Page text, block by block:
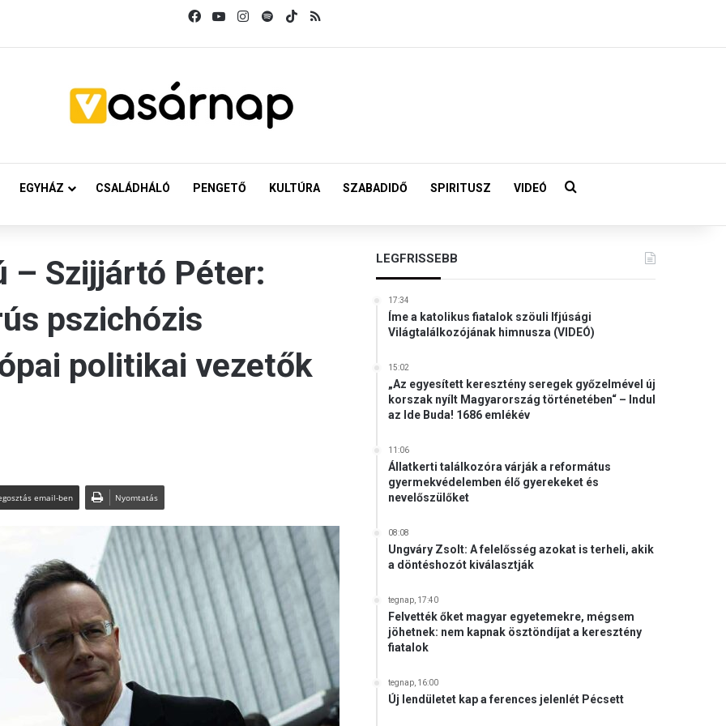
FacebookYouTubeInstagram
SpotifyTikTok
EGYHÁZ CSALÁDHÁLÓ PENGETŐ KULTÚRA SZABADIDŐ SPIRITUSZ VIDEÓ Keresés:
– Szijjártó Péter:
pszichózis
politikai vezetők
email-ben Nyomtatás
LEGFRISSEBB
17:34
Íme a katolikus fiatalok szöuli Ifjúsági
Világtalálkozójának himnusza (VIDEÓ)
15:02
„Az egyesített keresztény seregek győzelmével új
korszak nyílt Magyarország történetében“ – Indul
az Ide Buda! 1686 emlékév
11:06
Állatkerti találkozóra várják a református
gyermekvédelemben élő gyerekeket és
nevelőszülőket
08:08
Ungváry Zsolt: A felelősség azokat is terheli, akik
a döntéshozót kiválasztják
tegnap, 17:40
Felvették őket magyar egyetemekre, mégsem
jöhetnek: nem kapnak ösztöndíjat a keresztény
fiatalok
tegnap, 16:00
Új lendületet kap a ferences jelenlét Pécsett